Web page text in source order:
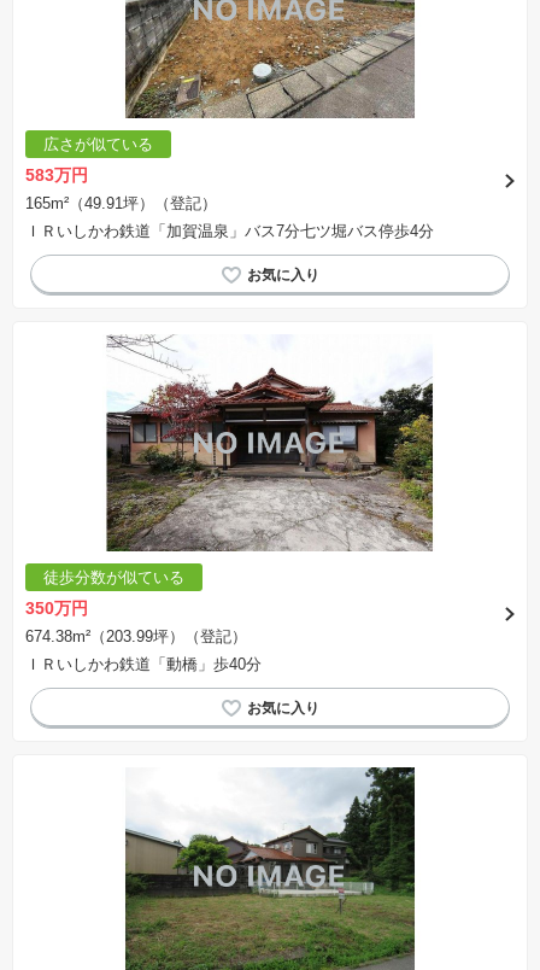
広さが似ている
583万円
165m²（49.91坪）（登記）
ＩＲいしかわ鉄道「加賀温泉」バス7分七ツ堀バス停歩4分
徒歩分数が似ている
350万円
674.38m²（203.99坪）（登記）
ＩＲいしかわ鉄道「動橋」歩40分